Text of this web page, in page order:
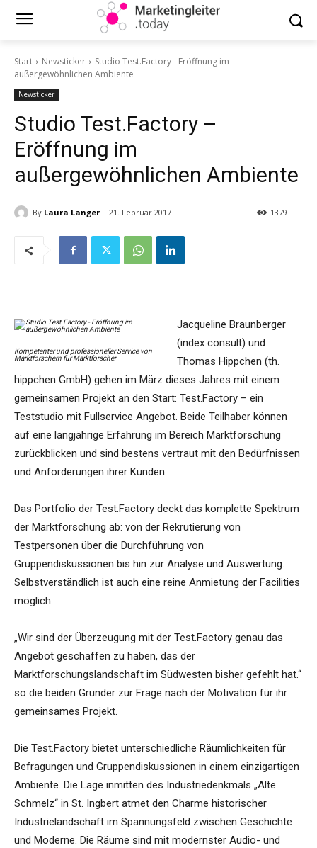
Start Newsticker
Studio Test.Factory - Eröffnung im
außergewöhnlichen Ambiente
Newsticker
Studio Test.Factory –
Eröffnung im
außergewöhnlichen Ambiente
By Laura Langer 21. Februar 2017 1379
Kompetenter und professioneller Service von
Marktforschern für Marktforscher
Jacqueline Braunberger
(index consult) und
Thomas Hippchen (th.
hippchen GmbH) gehen im März dieses Jahres mit einem
gemeinsamen Projekt an den Start: Test.Factory – ein
Teststudio mit Fullservice Angebot. Beide Teilhaber können
auf eine langjährige Erfahrung im Bereich Marktforschung
zurückblicken und sind bestens vertraut mit den Bedürfnissen
und Anforderungen ihrer Kunden.
Das Portfolio der Test.Factory deckt das komplette Spektrum
der Marktforschung ab: von der Rekrutierung von
Testpersonen über die Durchführung von
Gruppendiskussionen bis hin zur Analyse und Auswertung.
Selbstverständlich ist auch eine reine Anmietung der Facilities
möglich.
„Wir sind der Überzeugung mit der Test.Factory genau das
Angebot geschaffen zu haben, das der
Marktforschungslandschaft im Südwesten bisher gefehlt hat.“
so die beiden Gründer zur Frage nach der Motivation für ihr
gemeinsames Projekt.
Die Test.Factory bietet unterschiedliche Räumlichkeiten für
Befragungen und Gruppendiskussionen in einem einzigartigen
Ambiente. Die Lage inmitten des Industriedenkmals „Alte
Schmelz“ in St. Ingbert atmet den Charme historischer
Industrielandschaft im Spannungsfeld zwischen Geschichte
und Moderne. Die Räume sind mit modernster Audio- und